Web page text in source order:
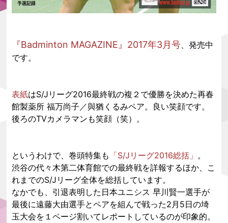
『Badminton MAGAZINE』2017年3月号、発売中
です。
表紙はS/Jリーグ2016最終戦の複２で優勝を決めた再春
館製薬所 福万尚子／與猶くるみペア。良い笑顔です。
後ろのTVカメラマンも笑顔（笑）。
というわけで、巻頭特集も 「S/Jリーグ2016総括」 。
渋谷の代々木第二体育館での最終戦を詳報するほか、こ
れまでのS/Jリーグ全体を総括しています。
なかでも、引退表明した日本ユニシス 早川賢一選手が
最後に遠藤大由選手とペアを組んで戦った2月5日の埼
玉大会を１ページ割いてレポートしているのが印象的。